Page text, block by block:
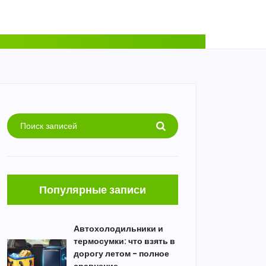
Популярные записи
Автохолодильники и
термосумки: что взять в
дорогу летом - полное